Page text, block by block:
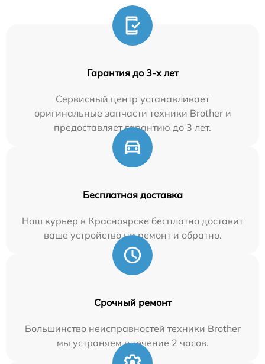
Гарантия до 3-х лет
Сервисный центр устанавливает
оригинальные запчасти техники Brother и
предоставляет гарантию до 3 лет.
Бесплатная доставка
Наш курьер в Красноярске бесплатно доставит
ваше устройство на ремонт и обратно.
Срочный ремонт
Большинство неисправностей техники Brother
мы устраняем в течение 2 часов.